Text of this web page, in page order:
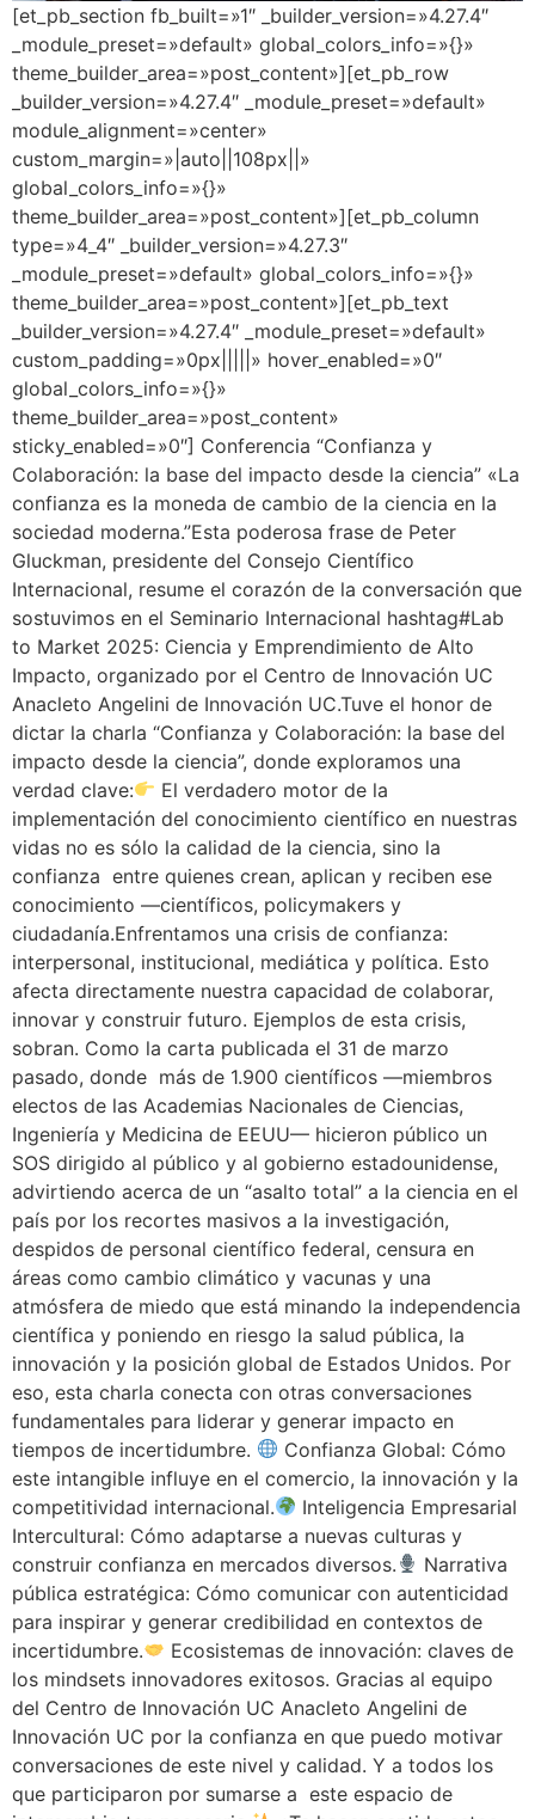
[et_pb_section fb_built=»1″ _builder_version=»4.27.4″
_module_preset=»default» global_colors_info=»{}»
theme_builder_area=»post_content»][et_pb_row
_builder_version=»4.27.4″ _module_preset=»default»
module_alignment=»center»
custom_margin=»|auto||108px||»
global_colors_info=»{}»
theme_builder_area=»post_content»][et_pb_column
type=»4_4″ _builder_version=»4.27.3″
_module_preset=»default» global_colors_info=»{}»
theme_builder_area=»post_content»][et_pb_text
_builder_version=»4.27.4″ _module_preset=»default»
custom_padding=»0px|||||» hover_enabled=»0″
global_colors_info=»{}»
theme_builder_area=»post_content»
sticky_enabled=»0″] Conferencia “Confianza y
Colaboración: la base del impacto desde la ciencia” «La
confianza es la moneda de cambio de la ciencia en la
sociedad moderna.”Esta poderosa frase de Peter
Gluckman, presidente del Consejo Científico
Internacional, resume el corazón de la conversación que
sostuvimos en el Seminario Internacional hashtag#Lab
to Market 2025: Ciencia y Emprendimiento de Alto
Impacto, organizado por el Centro de Innovación UC
Anacleto Angelini de Innovación UC.Tuve el honor de
dictar la charla “Confianza y Colaboración: la base del
impacto desde la ciencia”, donde exploramos una
verdad clave:
El verdadero motor de la
implementación del conocimiento científico en nuestras
vidas no es sólo la calidad de la ciencia, sino la
confianza entre quienes crean, aplican y reciben ese
conocimiento —científicos, policymakers y
ciudadanía.Enfrentamos una crisis de confianza:
interpersonal, institucional, mediática y política. Esto
afecta directamente nuestra capacidad de colaborar,
innovar y construir futuro. Ejemplos de esta crisis,
sobran. Como la carta publicada el 31 de marzo
pasado, donde más de 1.900 científicos —miembros
electos de las Academias Nacionales de Ciencias,
Ingeniería y Medicina de EEUU— hicieron público un
SOS dirigido al público y al gobierno estadounidense,
advirtiendo acerca de un “asalto total” a la ciencia en el
país por los recortes masivos a la investigación,
despidos de personal científico federal, censura en
áreas como cambio climático y vacunas y una
atmósfera de miedo que está minando la independencia
científica y poniendo en riesgo la salud pública, la
innovación y la posición global de Estados Unidos. Por
eso, esta charla conecta con otras conversaciones
fundamentales para liderar y generar impacto en
tiempos de incertidumbre.
Confianza Global: Cómo
este intangible influye en el comercio, la innovación y la
competitividad internacional.
Inteligencia Empresarial
Intercultural: Cómo adaptarse a nuevas culturas y
construir confianza en mercados diversos.
Narrativa
pública estratégica: Cómo comunicar con autenticidad
para inspirar y generar credibilidad en contextos de
incertidumbre.
Ecosistemas de innovación: claves de
los mindsets innovadores exitosos. Gracias al equipo
del Centro de Innovación UC Anacleto Angelini de
Innovación UC por la confianza en que puedo motivar
conversaciones de este nivel y calidad. Y a todos los
que participaron por sumarse a este espacio de